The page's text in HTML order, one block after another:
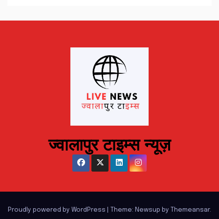
ज्वालापुर टाइम्स न्यूज़
Proudly powered by WordPress Theme: Newsup by Themeansar.